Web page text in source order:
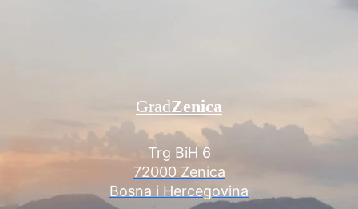
Trg BiH 6
72000 Zenica
Bosna i Hercegovina
GradZenica